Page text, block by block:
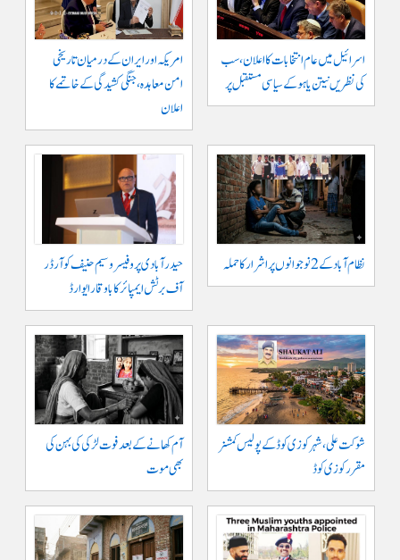
اسرائیل میں عام انتخابات کا اعلان، سب
کی نظریں نیتن یاہو کے سیاسی مستقبل پر
امریکہ اور ایران کے درمیان تاریخی
امن معاہدہ، جنگی کشیدگی کے خاتمے کا
اعلان
نظام آباد کے 2 نوجوانوں پر اشرار کا حملہ
حیدر آبادی پر و فیسر وسیم حنیف کو آرڈر
آف برٹش ایمپائر کا باوقار ایوارڈ
شوکت علی ، شہر کوزی کوڈ کے پولیس کمشنر
مقرر کوزی کوڈ
آم کھانے کے بعد فوت لڑکی کی بہن کی
بھی موت